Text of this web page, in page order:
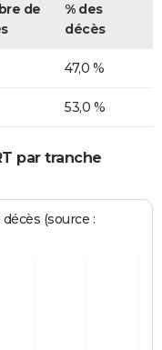
de
% des
décès
47,0 %
53,0 %
par tranche
(source :